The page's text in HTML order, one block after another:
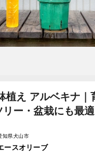
植え アルベキナ｜
リー・盆栽にも最
知県犬山市
ースオリーブ